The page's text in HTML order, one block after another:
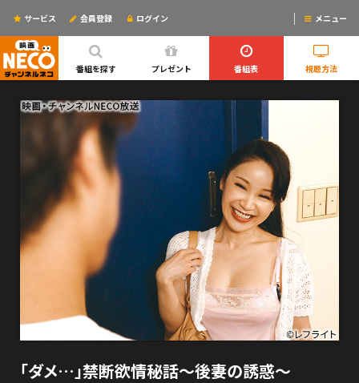
番組を探す プレゼント 番組表 視聴方法
サービス 会員登録 ログイン メニュー
ログインするとリマインドメールが使えるYO!
「ダメ…」禁断欲情秘話～後妻の誘惑～